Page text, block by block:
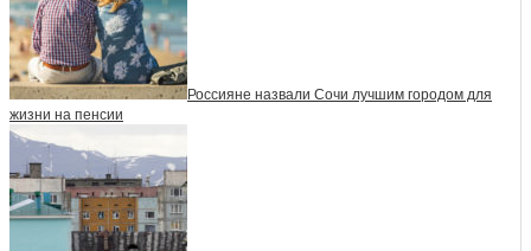
Россияне назвали Сочи лучшим городом для
жизни на пенсии